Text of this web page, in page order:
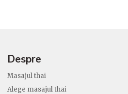
Despre
Masajul thai
Alege masajul thai